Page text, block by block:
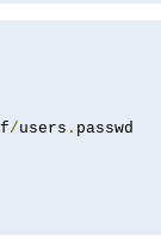
/users .